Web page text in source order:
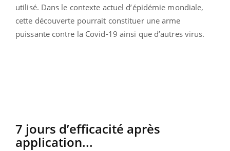
utilisé. Dans le contexte actuel d’épidémie mondiale,
cette découverte pourrait constituer une arme
puissante contre la Covid-19 ainsi que d’autres virus.
7 jours d’efficacité après
application...